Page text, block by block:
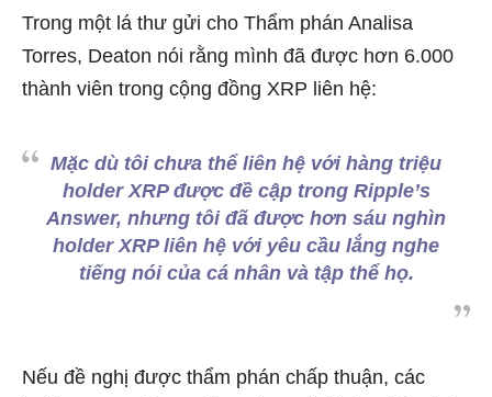
Trong một lá thư gửi cho Thẩm phán Analisa
Torres, Deaton nói rằng mình đã được hơn 6.000
thành viên trong cộng đồng XRP liên hệ:
Mặc dù tôi chưa thể liên hệ với hàng triệu
holder XRP được đề cập trong Ripple’s
Answer, nhưng tôi đã được hơn sáu nghìn
holder XRP liên hệ với yêu cầu lắng nghe
tiếng nói của cá nhân và tập thể họ.
Nếu đề nghị được thẩm phán chấp thuận, các